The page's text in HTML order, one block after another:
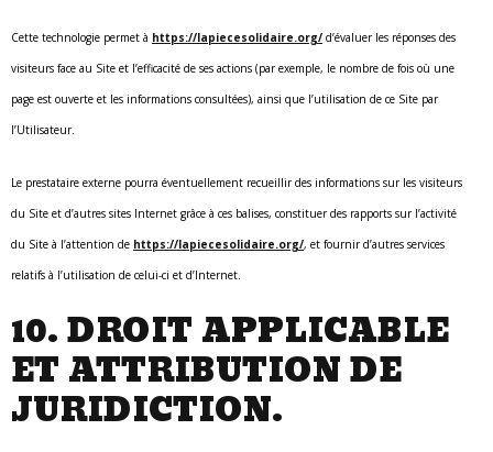
Cette technologie permet à https://lapiecesolidaire.org/ d’évaluer les réponses des
visiteurs face au Site et l’efficacité de ses actions (par exemple, le nombre de fois où une
page est ouverte et les informations consultées), ainsi que l’utilisation de ce Site par
l’Utilisateur.
Le prestataire externe pourra éventuellement recueillir des informations sur les visiteurs
du Site et d’autres sites Internet grâce à ces balises, constituer des rapports sur l’activité
du Site à l’attention de https://lapiecesolidaire.org/, et fournir d’autres services
relatifs à l’utilisation de celui-ci et d’Internet.
10. DROIT APPLICABLE
ET ATTRIBUTION DE
JURIDICTION.